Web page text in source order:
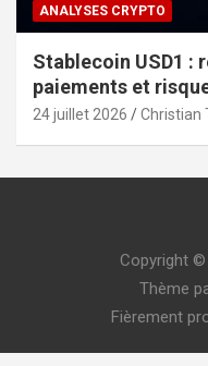
ANALYSES CRYPTO
Stablecoin USD1 :
paiements et
24 juillet 2026 Christian
Copyright ©
Thème
Fièrement